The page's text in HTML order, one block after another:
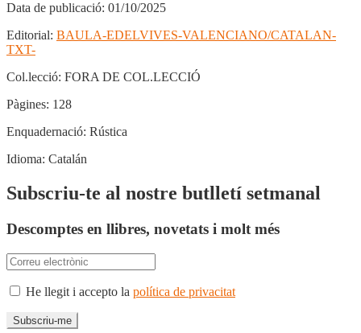
Data de publicació: 01/10/2025
Editorial: BAULA-EDELVIVES-VALENCIANO/CATALAN-
TXT-
Col.lecció: FORA DE COL.LECCIÓ
Pàgines: 128
Enquadernació: Rústica
Idioma: Catalán
Subscriu-te al nostre butlletí setmanal
Descomptes en llibres, novetats i molt més
He llegit i accepto la política de privacitat